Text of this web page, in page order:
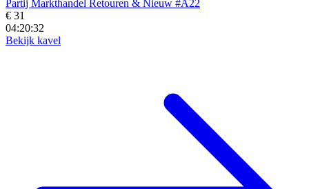
Partij Markthandel Retouren & Nieuw #A22
€ 31
04:20:30
Bekijk kavel